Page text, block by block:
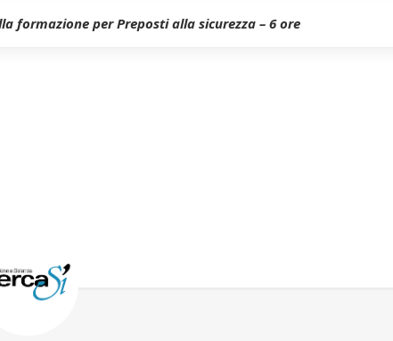
formazione per Preposti alla sicurezza – 6 ore